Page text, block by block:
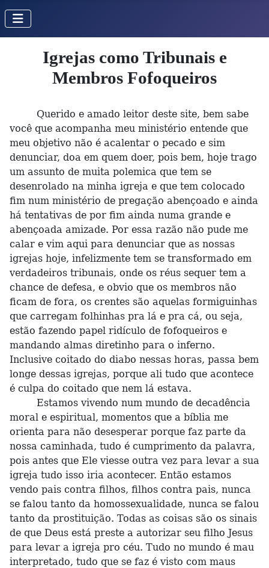
Igrejas como Tribunais e
Membros Fofoqueiros
Querido e amado leitor deste site, bem sabe
você que acompanha meu ministério entende que
meu objetivo não é acalentar o pecado e sim
denunciar, doa em quem doer, pois bem, hoje trago
um assunto de muita polemica que tem se
desenrolado na minha igreja e que tem colocado
fim num ministério de pregação abençoado e ainda
há tentativas de por fim ainda numa grande e
abençoada amizade. Por essa razão não pude me
calar e vim aqui para denunciar que as nossas
igrejas hoje, infelizmente tem se transformado em
verdadeiros tribunais, onde os réus sequer tem a
chance de defesa, e obvio que os membros não
ficam de fora, os crentes são aquelas formiguinhas
que carregam folhinhas pra lá e pra cá, ou seja,
estão fazendo papel ridículo de fofoqueiros e
mandando almas diretinho para o inferno.
Inclusive coitado do diabo nessas horas, passa bem
longe dessas igrejas, porque ali tudo que acontece
é culpa do coitado que nem lá estava.
Estamos vivendo num mundo de decadência
moral e espiritual, momentos que a bíblia me
orienta para não desesperar porque faz parte da
nossa caminhada, tudo é cumprimento da palavra,
pois antes que Ele viesse outra vez para levar a sua
igreja tudo isso iria acontecer. Então estamos
vendo pais contra filhos, filhos contra pais, nunca
se falou tanto da homossexualidade, nunca se falou
tanto da prostituição. Todas as coisas são os sinais
de que Deus está preste a autorizar seu filho Jesus
para levar a igreja pro céu. Tudo no mundo é mau
interpretado, tudo que se faz é visto com maus